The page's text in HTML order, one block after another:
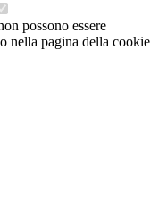
possono essere
nella pagina della cookie